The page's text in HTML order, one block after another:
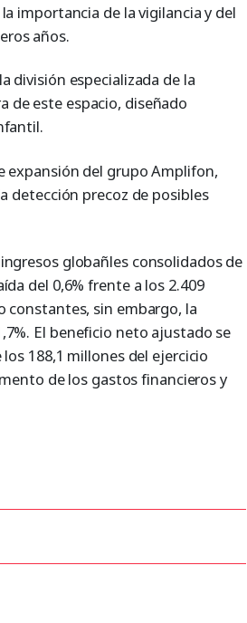
importancia de la vigilancia y del
años.
división especializada de la
de este espacio, diseñado
expansión del grupo Amplifon,
detección precoz de posibles
globañles consolidados de
del 0,6% frente a los 2.409
constantes, sin embargo, la
El beneficio neto ajustado se
188,1 millones del ejercicio
de los gastos financieros y